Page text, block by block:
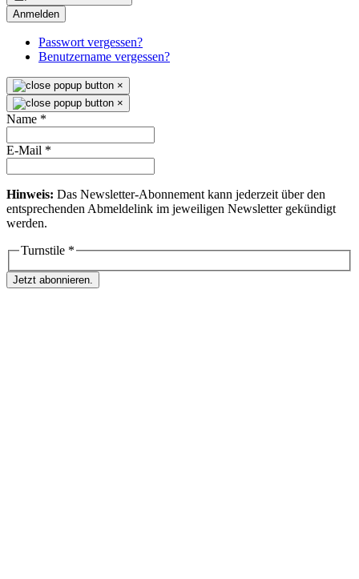
Anmelden
Passwort vergessen?
Benutzername vergessen?
×
×
Name *
E-Mail *
Hinweis: Das Newsletter-Abonnement kann jederzeit über den
entsprechenden Abmeldelink im jeweiligen Newsletter gekündigt
werden.
Turnstile *
Jetzt abonnieren.